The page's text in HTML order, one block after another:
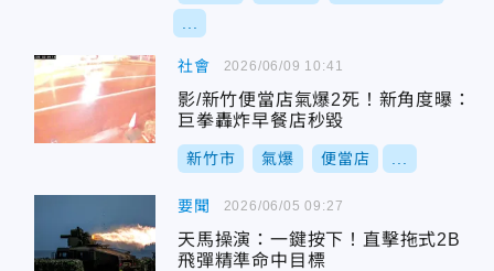
社會
影/新竹便當店氣爆2死！新角度曝：
巨拳轟炸早餐店秒毀
新竹市 氣爆 便當店
2026/06/09 10:41
要聞
天馬操演：一鍵按下！直擊拖式2B
飛彈精準命中目標
2026/06/05 09:27